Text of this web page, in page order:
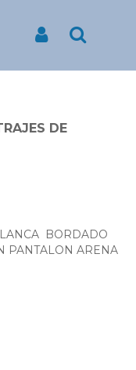
LARGA BLANCO X
DE
BORDADO
PANTALON ARENA